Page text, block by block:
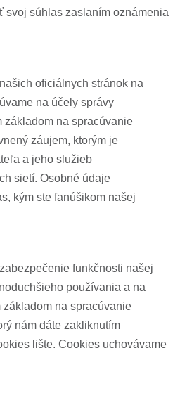
svoj súhlas zaslaním oznámenia
oficiálnych stránok na
na účely správy
základom na spracúvanie
záujem, ktorým je
a jeho služieb
sietí. Osobné údaje
kým ste fanúšikom našej
funkčnosti našej
používania a na
na spracúvanie
nám dáte zakliknutím
lište. Cookies uchovávame